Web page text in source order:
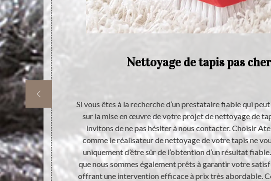
une
attendons
pouvez
type et
un argent
à nous
Nettoyage de tapis pas cher
Si vous êtes à la recherche d’un prestataire fiable qui
sur la mise en œuvre de votre projet de nettoyage de
invitons de ne pas hésiter à nous contacter. Choisir
comme le réalisateur de nettoyage de votre tapis ne
uniquement d’être sûr de l’obtention d’un résultat
que nous sommes également prêts à garantir votre
offrant une intervention efficace à prix très abordable.